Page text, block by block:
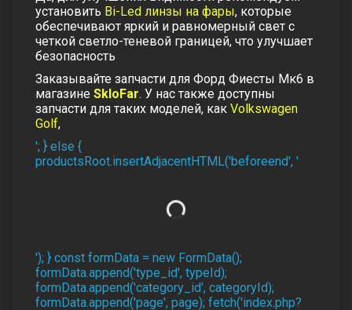
установить Bi-Led линзы на фары, которые
обеспечивают яркий и равномерный свет с
четкой светло-теневой границей, что улучшает
безопасность
Заказывайте запчасти для Форд Фиесты Мк6 в
магазине SkloFar. У нас также доступны
запчасти для таких моделей, как Volkswagen
Golf,
'; } else {
productsRoot.insertAdjacentHTML('beforeend', '
'); } const formData = new FormData();
formData.append('type_id', typeId);
formData.append('category_id', categoryId);
formData.append('page', page); fetch('index.php?